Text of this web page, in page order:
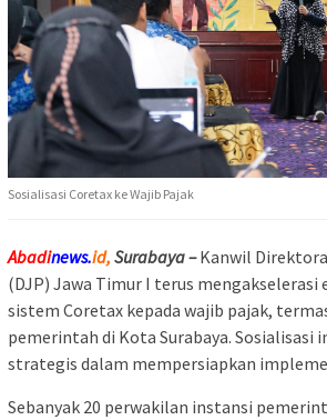
Sosialisasi Coretax ke Wajib Pajak
Abadinews.id, Surabaya –Kanwil
(DJP) Jawa Timur I terus mengakselerasi
sistem Coretax kepada wajib pajak,
pemerintah di Kota Surabaya. Sosialisasi
strategis dalam mempersiapkan
Sebanyak 20 perwakilan instansi